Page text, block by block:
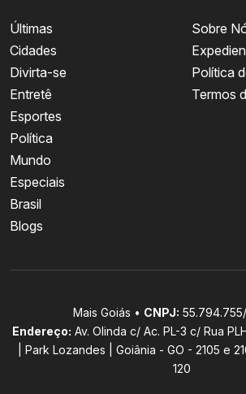
Últimas
Cidades
Divirta-se
Entretê
Esportes
Política
Mundo
Especiais
Brasil
Blogs
Sobre
Política
Termos
Mais Goiás • CNPJ:
Endereço: Av. Olinda c/ Ac. PL-3 c/ Rua
| Park Lozandes | Goiânia - GO - 2105 e
120